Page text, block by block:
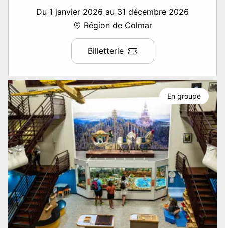
Du 1 janvier 2026 au 31 décembre 2026
Région de Colmar
Billetterie
En groupe